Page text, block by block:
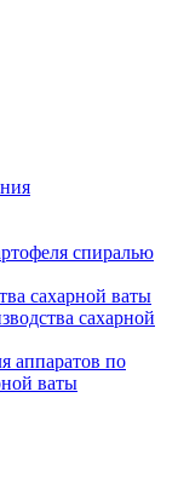
спиралью
сахарной ваты
сахарной
аппаратов по
ваты